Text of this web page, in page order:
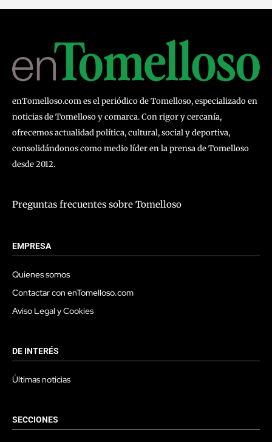
enTomelloso.com es el periódico de Tomelloso, especializado en
noticias de Tomelloso y comarca. Con rigor y cercanía,
ofrecemos actualidad política, cultural, social y deportiva,
consolidándonos como medio líder en la prensa de Tomelloso
desde 2012.
Preguntas frecuentes sobre Tomelloso
EMPRESA
Quienes somos
Contactar con enTomelloso.com
Aviso Legal y Cookies
DE INTERÉS
Últimas noticias
SECCIONES